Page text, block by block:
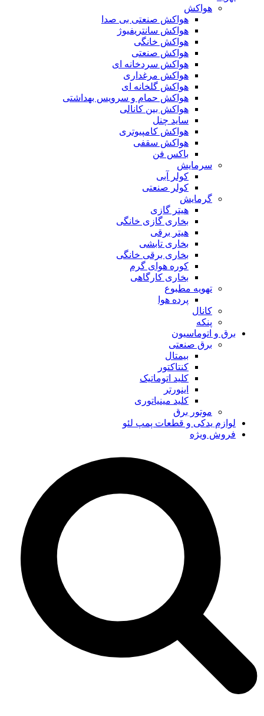
هواکش
هواکش صنعتی بی صدا
هواکش سانتریفیوژ
هواکش خانگی
هواکش صنعتی
هواکش سردخانه ای
هواکش مرغداری
هواکش گلخانه ای
هواکش حمام و سرویس بهداشتی
هواکش بین کانالی
ساید چنل
هواکش کامپیوتری
هواکش سقفی
باکس فن
سرمایش
کولر آبی
کولر صنعتی
گرمایش
هیتر گازی
بخاری گازی خانگی
هیتر برقی
بخاری تابشی
بخاری برقی خانگی
کوره هوای گرم
بخاری کارگاهی
تهویه مطبوع
پرده هوا
کانال
پنکه
برق و اتوماسیون
برق صنعتی
بیمتال
کنتاکتور
کلید اتوماتیک
اینورتر
کلید مینیاتوری
موتور برق
لوازم یدکی و قطعات پمپ لئو
فروش ویژه